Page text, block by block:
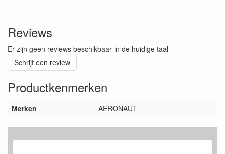
Reviews
Er zijn geen reviews beschikbaar in de huidige taal
Schrijf een review
Productkenmerken
Merken AERONAUT